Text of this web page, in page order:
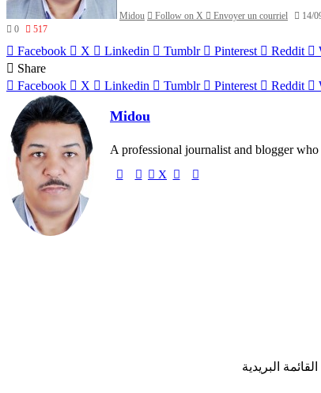
Midou Follow on X Envoyer un courriel
14/
0
517
Facebook X Linkedin Tumblr Pinterest Reddit
Share
Facebook
X Linkedin Tumblr Pinterest Reddit
Midou
A professional journalist and blogger
X
البريدية